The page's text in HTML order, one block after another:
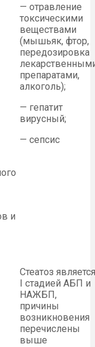
— отравление
токсическими
веществами
(мышьяк, фтор,
передозировка
препаратами,
алкоголь);
— гепатит
вирусный;
— сепсис
и
Стеатоз является
I стадией АБП и
НАЖБП,
причины
возникновения
перечислены
выше